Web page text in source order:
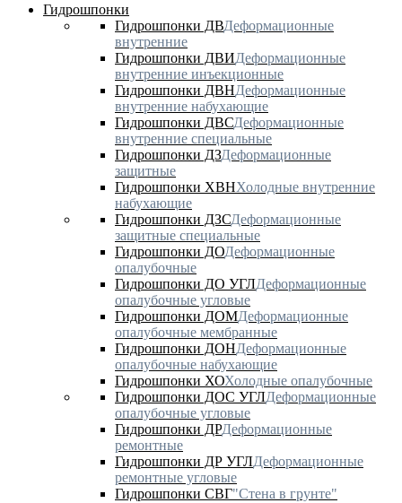
Гидрошпонки
Гидрошпонки ДВДеформационные
внутренние
Гидрошпонки ДВИДеформационные
внутренние инъекционные
Гидрошпонки ДВНДеформационные
внутренние набухающие
Гидрошпонки ДВСДеформационные
внутренние специальные
Гидрошпонки ДЗДеформационные
защитные
Гидрошпонки ХВНХолодные внутренние
набухающие
Гидрошпонки ДЗСДеформационные
защитные специальные
Гидрошпонки ДОДеформационные
опалубочные
Гидрошпонки ДО УГЛДеформационные
опалубочные угловые
Гидрошпонки ДОМДеформационные
опалубочные мембранные
Гидрошпонки ДОНДеформационные
опалубочные набухающие
Гидрошпонки ХОХолодные опалубочные
Гидрошпонки ДОС УГЛДеформационные
опалубочные угловые
Гидрошпонки ДРДеформационные
ремонтные
Гидрошпонки ДР УГЛДеформационные
ремонтные угловые
Гидрошпонки СВГ"Стена в грунте"